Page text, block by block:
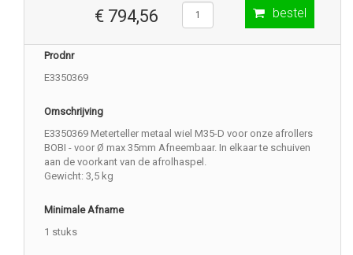
€ 794,56 bestel
Prodnr
E3350369
Omschrijving
E3350369 Meterteller metaal wiel M35-D voor onze afrollers
BOBI - voor Ø max 35mm Afneembaar. In elkaar te schuiven
aan de voorkant van de afrolhaspel.
Gewicht: 3,5 kg
Minimale Afname
1 stuks